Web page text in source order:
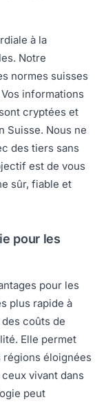
à la
Notre
normes suisses
informations
cryptées et
Suisse. Nous ne
des tiers sans
est de vous
sûr, fiable et
pour les
pour les
plus rapide à
coûts de
Elle permet
régions éloignées
vivant dans
peut